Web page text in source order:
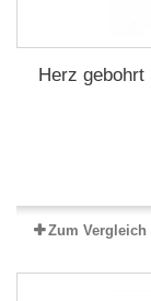
Herz
Zum